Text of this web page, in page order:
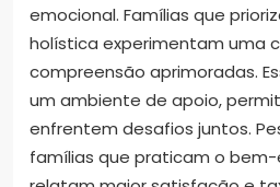
emocional. Famílias que
holística experimentam uma
compreensão aprimoradas.
um ambiente de apoio,
enfrentem desafios juntos.
famílias que praticam o